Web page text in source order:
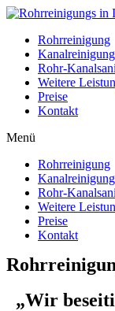
Zum
wechselnRohrreinigung
Kanalreinigung
Rohr-
Weitere
Preise
Kontakt
Menü
Rohrreinigung
Kanalreinigung
Rohr-
Weitere
Preise
Kontakt
„Wir